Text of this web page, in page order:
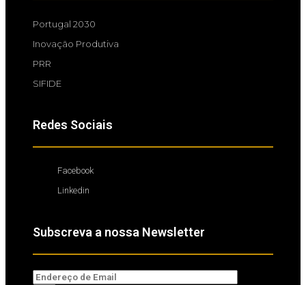
Portugal 2030
Inovação Produtiva
PRR
SIFIDE
Redes Sociais
Facebook
Linkedin
Subscreva a nossa Newsletter